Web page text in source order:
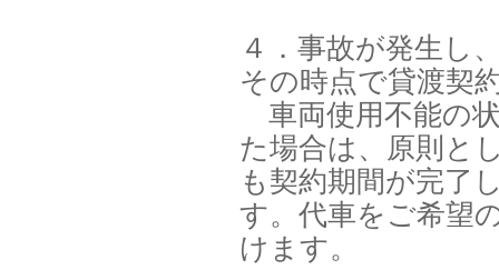
４．事故が発生し
その時点で貸渡契
車両使用不能の
た場合は、原則と
も契約期間が完了
す。代車をご希望
けます。